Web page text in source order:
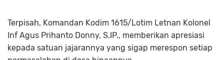
Terpisah, Komandan Kodim 1615/Lotim Letnan Kolonel
Inf Agus Prihanto Donny, S.IP., memberikan apresiasi
kepada satuan jajarannya yang sigap merespon setiap